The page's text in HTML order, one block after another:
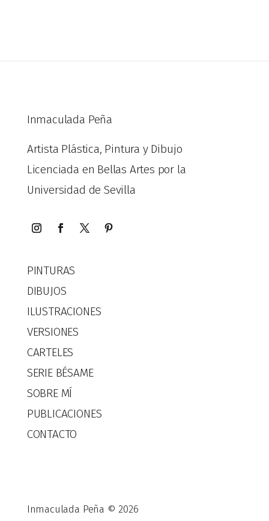
Inmaculada Peña
Artista Plástica, Pintura y Dibujo
Licenciada en Bellas Artes por la
Universidad de Sevilla
PINTURAS
DIBUJOS
ILUSTRACIONES
VERSIONES
CARTELES
SERIE BÉSAME
SOBRE MÍ
PUBLICACIONES
CONTACTO
Inmaculada Peña © 2026